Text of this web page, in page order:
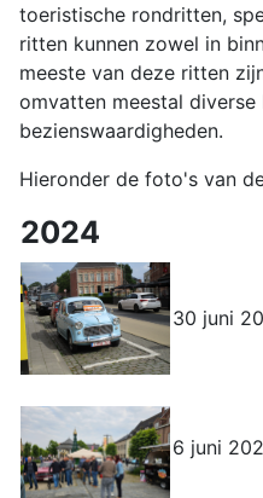
toeristische rondritten,
ritten kunnen zowel in
meeste van deze ritten
omvatten meestal diverse
bezienswaardigheden.
Hieronder de foto's van
2024
30 juni
6 juni